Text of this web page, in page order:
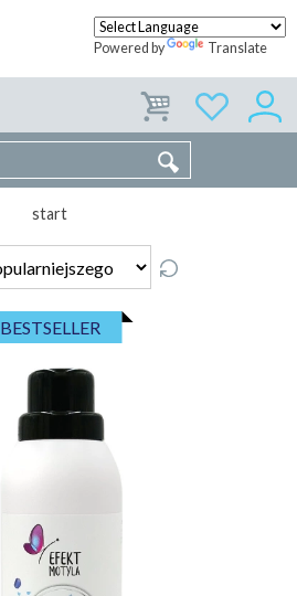
Powered by Translate
WSPÓŁPRACA KONTAKT
start
BESTSELLER